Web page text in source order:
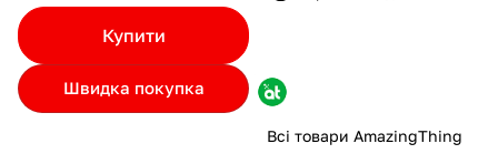
Купити
Швидка покупка
Якщо ліміт нижчий за вартість товару, невистачаючу суму
потрібно внести Першим внеском
4. Мати достатньо коштів для внесення першої частини платежу
та Першого внеску (у разі потреби)
Всі товари AmazingThing